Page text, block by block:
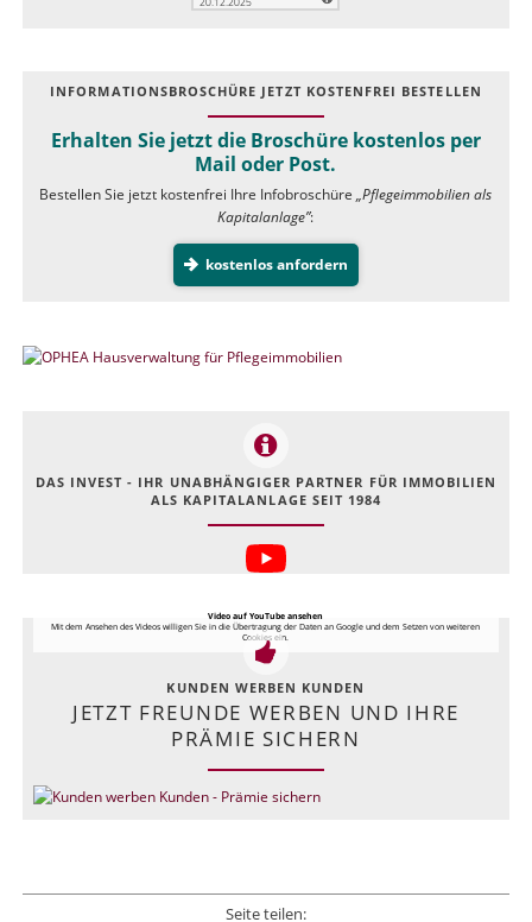
INFOR­MATIONS­BROSCHÜRE JETZT KOSTEN­FREI BESTELLEN
Erhalten Sie jetzt die Broschüre kostenlos per
Mail oder Post.
Bestellen Sie jetzt kostenfrei Ihre Infobroschüre„Pflegeimmobilien als
Kapitalanlage”:
kostenlos anfordern
DAS INVEST - IHR UNABHÄNGIGER PARTNER FÜR IMMOBILIEN
ALS KAPITALANLAGE SEIT 1984
Video auf YouTube ansehen
Mit dem Ansehen des Videos willigen Sie in die Übertragung der Daten an Google und dem Setzen von weiteren
Cookies ein.
KUNDEN WERBEN KUNDEN
JETZT FREUNDE WERBEN UND IHRE
PRÄMIE SICHERN
Seite teilen: